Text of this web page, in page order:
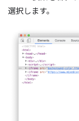
選択します。